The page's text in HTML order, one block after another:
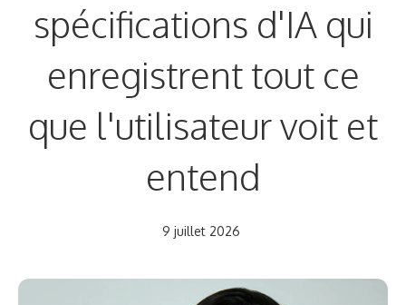
spécifications d'IA qui
enregistrent tout ce
que l'utilisateur voit et
entend
9 juillet 2026